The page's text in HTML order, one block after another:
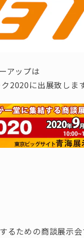
アップは
2020に出展致します
ための商談展示会